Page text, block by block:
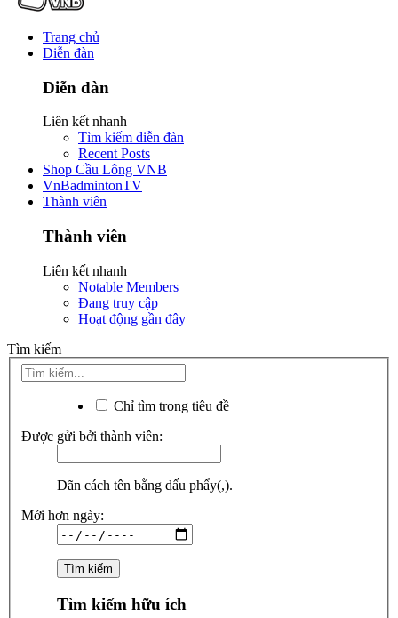
Trang chủ
Diễn đàn
Diễn đàn
Liên kết nhanh
Tìm kiếm diễn đàn
Recent Posts
Shop Cầu Lông VNB
VnBadmintonTV
Thành viên
Thành viên
Liên kết nhanh
Notable Members
Đang truy cập
Hoạt động gần đây
Tìm kiếm
Chỉ tìm trong tiêu đề
Được gửi bởi thành viên:
Dãn cách tên bằng dấu phẩy(,).
Mới hơn ngày:
Tìm kiếm hữu ích